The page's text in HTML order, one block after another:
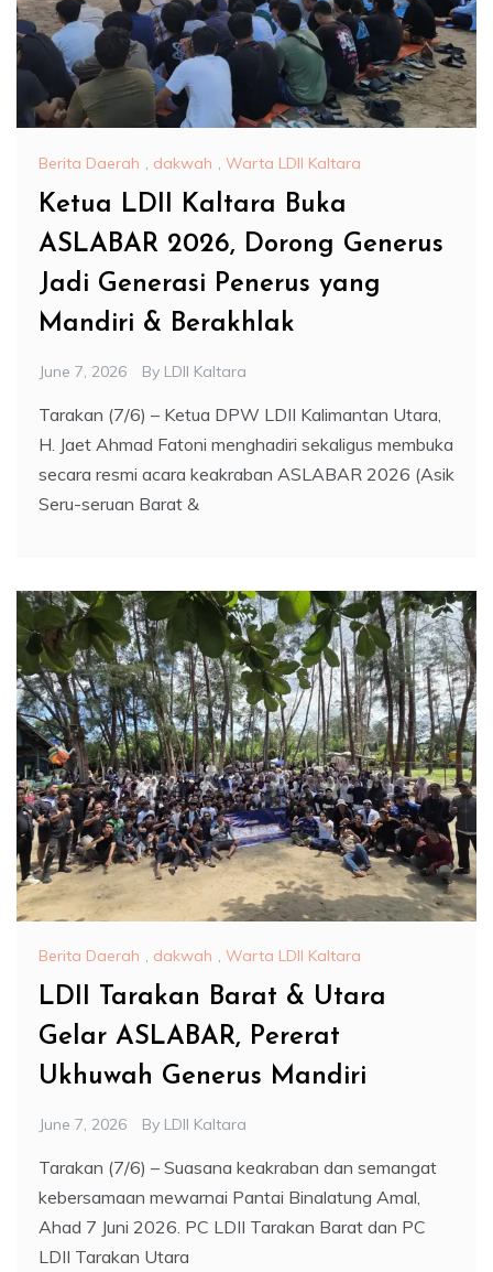
Berita Daerah , dakwah , Warta LDII Kaltara
Ketua LDII Kaltara Buka
ASLABAR 2026, Dorong Generus
Jadi Generasi Penerus yang
Mandiri & Berakhlak
June 7, 2026 By LDII Kaltara
Tarakan (7/6) – Ketua DPW LDII Kalimantan Utara,
H. Jaet Ahmad Fatoni menghadiri sekaligus membuka
secara resmi acara keakraban ASLABAR 2026 (Asik
Seru-seruan Barat &
Berita Daerah , dakwah , Warta LDII Kaltara
LDII Tarakan Barat & Utara
Gelar ASLABAR, Pererat
Ukhuwah Generus Mandiri
June 7, 2026 By LDII Kaltara
Tarakan (7/6) – Suasana keakraban dan semangat
kebersamaan mewarnai Pantai Binalatung Amal,
Ahad 7 Juni 2026. PC LDII Tarakan Barat dan PC
LDII Tarakan Utara